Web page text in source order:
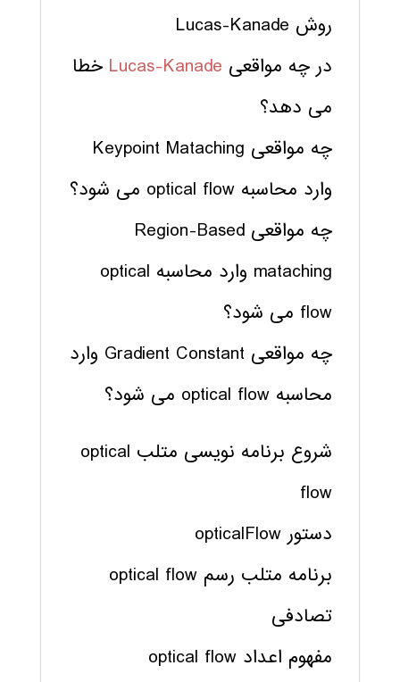
روش Lucas-Kanade
در چه مواقعی Lucas-Kanade خطا
می دهد؟
چه مواقعی Keypoint Mataching
وارد محاسبه optical flow می شود؟
چه مواقعی Region-Based
mataching وارد محاسبه optical
flow می شود؟
چه مواقعی Gradient Constant وارد
محاسبه optical flow می شود؟
شروع برنامه نویسی متلب optical
flow
دستور opticalFlow
برنامه متلب رسم optical flow
تصادفی
مفهوم اعداد optical flow